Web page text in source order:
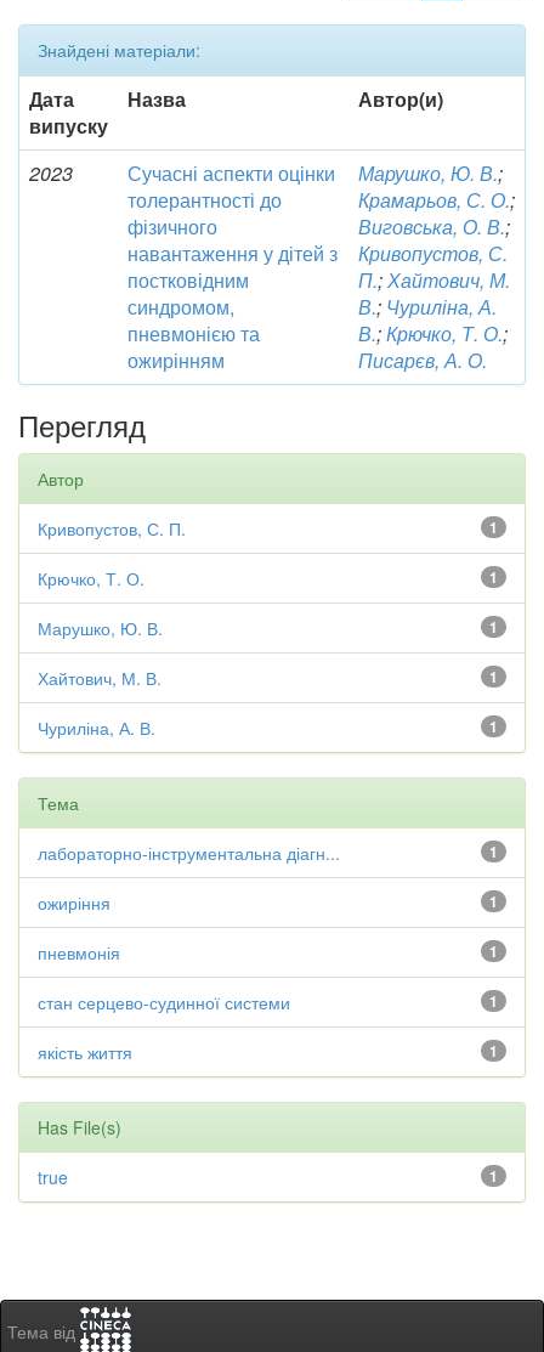
Знайдені матеріали:
Дата
випуску
Назва Автор(и)
2023
Сучасні аспекти оцінки
толерантності до
фізичного
навантаження у дітей з
постковідним
синдромом,
пневмонією та
ожирінням
Марушко, Ю. В.;
Крамарьов, С. О.;
Виговська, О. В.;
Кривопустов, С.
П.;Хайтович, М.
В.; Чуриліна, А.
В.;Крючко, Т. О.;
Писарєв, А. О.
Перегляд
Автор
1
Кривопустов, С. П.
1
Крючко, Т. О.
1
Марушко, Ю. В.
1
Хайтович, М. В.
1
Чуриліна, А. В.
Тема
1
лабораторно-інструментальна діагн...
1
ожиріння
1
пневмонія
1
стан серцево-судинної системи
1
якість життя
Has File(s)
1
true
Тема від